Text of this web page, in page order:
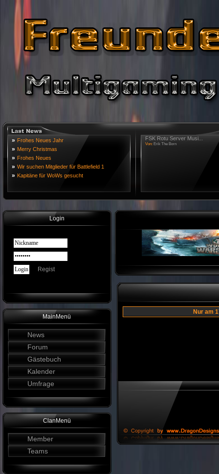
» Frohes Neues Jahr
» Merry Christmas
» Frohes Neues
» Wir suchen Mitglieder für Battlefield 1
» Kapitäne für WoWs gesucht
FSK Rotu Server Musi...
Von: Erik The Born
Login
Regist
MainMenü
News
Forum
Gästebuch
Kalender
Umfrage
ClanMenü
Member
Teams
Nur am